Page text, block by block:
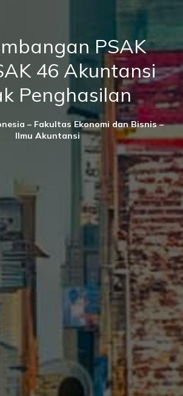
PSAK
46 Akuntansi
Penghasilan
– Fakultas Ekonomi dan Bisnis –
Ilmu Akuntansi